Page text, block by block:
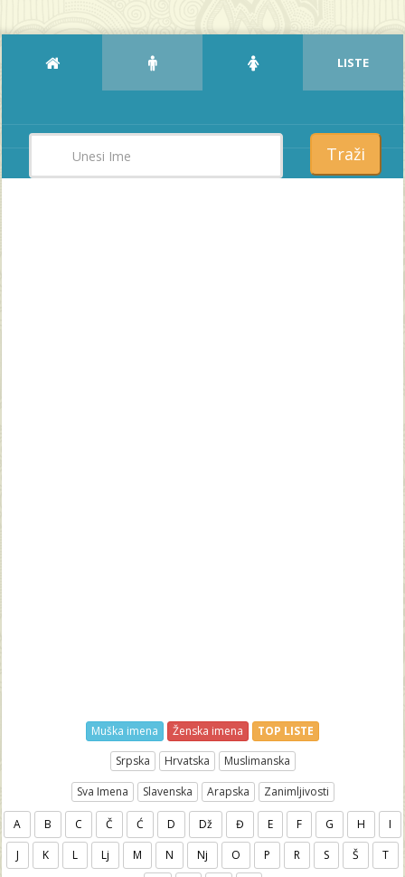
LISTE
Traži
Muška imena Ženska imena
TOP LISTE
Srpska
Hrvatska
Muslimanska
Sva Imena
Slavenska Arapska Zanimljivosti
A B C Č Ć D Dž Đ E F G H
I
J
K L Lj M N Nj O P R S Š
T